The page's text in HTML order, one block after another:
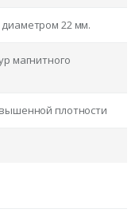
22 мм.
магнитного
плотности